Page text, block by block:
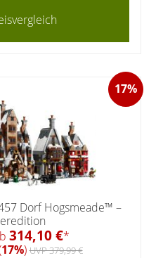
17%
Dorf Hogsmeade™ –
314,10 €*
17%)UVP 379,99 €